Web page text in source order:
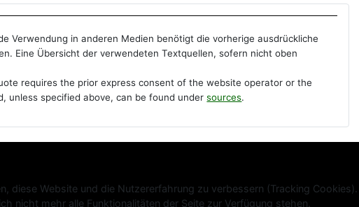
in anderen Medien benötigt die vorherige ausdrückliche
Eine Übersicht der verwendeten Textquellen, sofern nicht oben
requires the prior express consent of the website operator or the
unless specified above, can be found undersources.
diese Website und die Nutzererfahrung zu verbessern (Tracking Cookies).
nicht mehr alle Funktionalitäten der Seite zur Verfügung stehen.